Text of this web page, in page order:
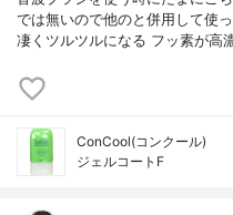
では無いので他のと併用して使
凄くツルツルになる フッ素が高
ConCool(コンクール)
ジェルコートF